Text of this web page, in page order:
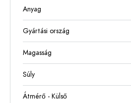
Anyag
Gyártási ország
Magasság
Súly
Átmérő - Külső